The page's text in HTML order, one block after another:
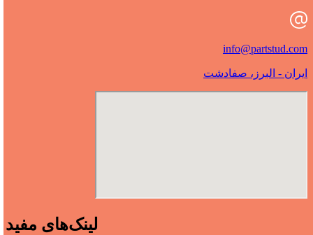
info@partstud.com
ایران - البرز، صفادشت
لینک‌های مفید